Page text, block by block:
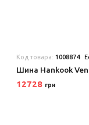
Код товара: 1008874
Шина Hankook
12728 грн